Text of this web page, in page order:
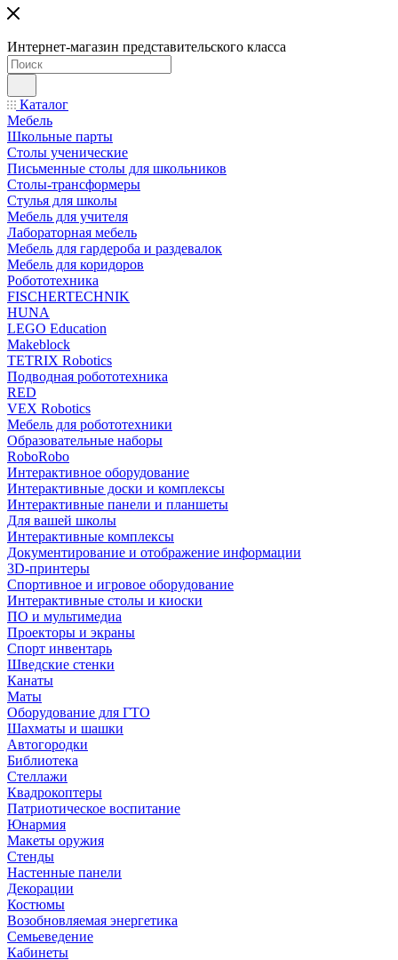
Интернет-магазин представительского класса
Каталог
Мебель
Школьные парты
Столы ученические
Письменные столы для школьников
Столы-трансформеры
Стулья для школы
Мебель для учителя
Лабораторная мебель
Мебель для гардероба и раздевалок
Мебель для коридоров
Робототехника
FISCHERTECHNIK
HUNA
LEGO Education
Makeblock
TETRIX Robotics
Подводная робототехника
RED
VEX Robotics
Мебель для робототехники
Образовательные наборы
RoboRobo
Интерактивное оборудование
Интерактивные доски и комплексы
Интерактивные панели и планшеты
Для вашей школы
Интерактивные комплексы
Документирование и отображение информации
3D-принтеры
Спортивное и игровое оборудование
Интерактивные столы и киоски
ПО и мультимедиа
Проекторы и экраны
Спорт инвентарь
Шведские стенки
Канаты
Маты
Оборудование для ГТО
Шахматы и шашки
Автогородки
Библиотека
Стеллажи
Квадрокоптеры
Патриотическое воспитание
Юнармия
Макеты оружия
Стенды
Настенные панели
Декорации
Костюмы
Возобновляемая энергетика
Семьеведение
Кабинеты